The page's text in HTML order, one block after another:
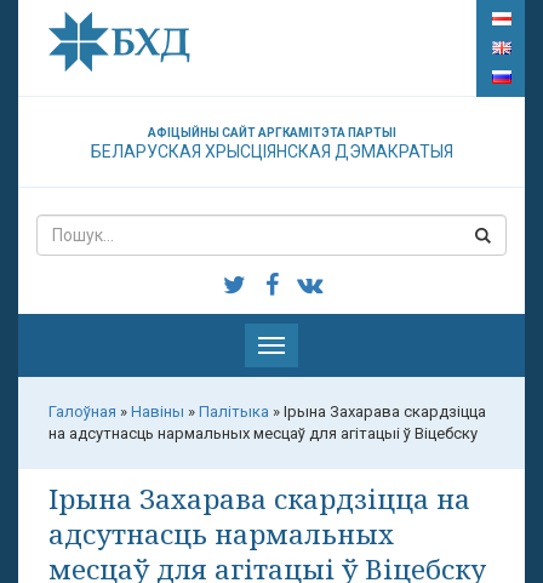
АФІЦЫЙНЫ САЙТ АРГКАМІТЭТА ПАРТЫІ
БЕЛАРУСКАЯ ХРЫСЦІЯНСКАЯ ДЭМАКРАТЫЯ
Паказаць
меню
Галоўная » Навіны » Палітыка » Ірына Захарава скардзіцца
на адсутнасць нармальных месцаў для агітацыі ў Віцебску
Ірына Захарава скардзіцца на
адсутнасць нармальных
месцаў для агітацыі ў Віцебску